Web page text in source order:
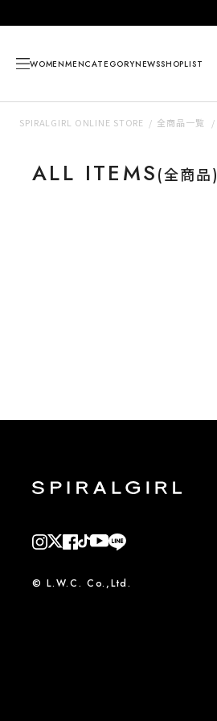
WOMENMENCATEGORYNEWSSHOPLIST
SPIRALGIRL ONLINE STORE 全商品一覧
ALL ITEMS(全商品)
© L.W.C. Co.,Ltd.